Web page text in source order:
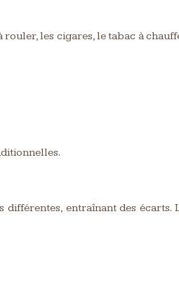
les cigares, le tabac à
entraînant des écarts.